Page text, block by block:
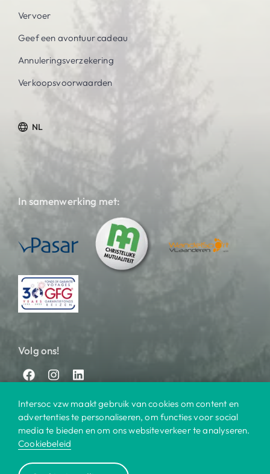
Vervoer
Geef een avontuur cadeau
Annuleringsverzekering
Verkoopsvoorwaarden
NL
In samenwerking met:
Volg ons!
Intersoc vzw maakt gebruik van cookies om content en
advertenties te personaliseren, om functies voor social
media te bieden en om ons websiteverkeer te analyseren.
Cookiebeleid